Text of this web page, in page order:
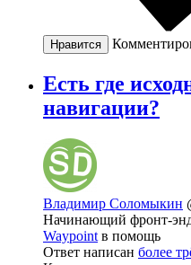
Нравится
Есть где
навигации?
Владимир Соломыкин
Начинающий фронт-энд
Waypoint в помощь
Ответ написан более